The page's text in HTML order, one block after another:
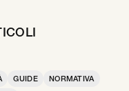
GUIDE
NORMATIVA